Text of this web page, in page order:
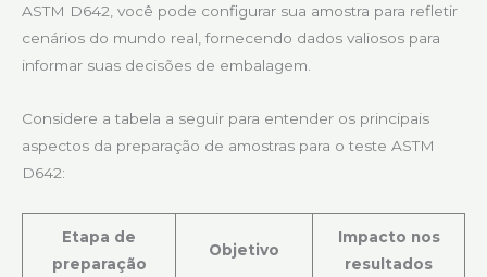
ASTM D642, você pode configurar sua amostra para refletir
cenários do mundo real, fornecendo dados valiosos para
informar suas decisões de embalagem.
Considere a tabela a seguir para entender os principais
aspectos da preparação de amostras para o teste ASTM
D642:
Etapa de
preparação
Objetivo
Impacto nos
resultados